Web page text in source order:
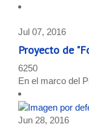
Jul 07, 2016
Proyecto de
6250
En el marco del
Jun 28, 2016